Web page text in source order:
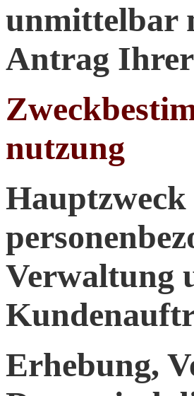
unmittelbar
Antrag
nutzung
Verwaltung
Erhebung,